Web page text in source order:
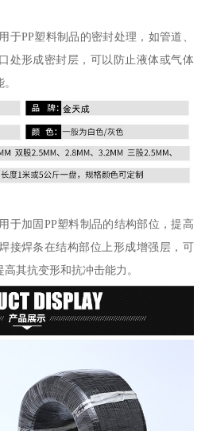
于PP塑料制品的密封处理，如管道、
处形成密封层，可以防止液体或气体
于加固PP塑料制品的结构部位，提高
接焊条在结构部位上形成增强层，可
其抗变形和抗冲击能力。